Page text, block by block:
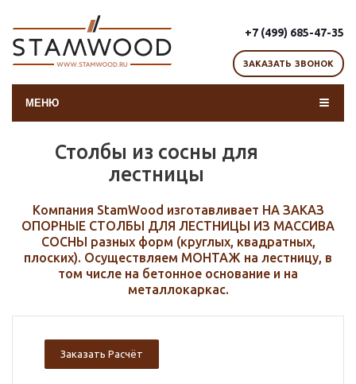
+7 (499) 685-47-35
ЗАКАЗАТЬ ЗВОНОК
МЕНЮ
Столбы из сосны для
лестницы
Компания StamWood изготавливает НА ЗАКАЗ
ОПОРНЫЕ СТОЛБЫ ДЛЯ ЛЕСТНИЦЫ ИЗ МАССИВА
СОСНЫ разных форм (круглых, квадратных,
плоских). Осуществляем МОНТАЖ на лестницу, в
том числе на бетонное основание и на
металлокаркас.
Заказать Расчёт